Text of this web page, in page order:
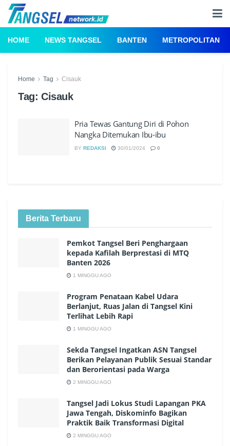
HOME NEWS TANGSEL BANTEN METROPOLITAN
Home Tag Cisauk
Tag: Cisauk
Pria Tewas Gantung Diri di Pohon
Nangka Ditemukan Ibu-ibu
BY REDAKSI 30/01/2024 0
Berita Terbaru
Pemkot Tangsel Beri Penghargaan
kepada Kafilah Berprestasi di MTQ
Banten 2026
1 MINGGU AGO
Program Penataan Kabel Udara
Berlanjut, Ruas Jalan di Tangsel Kini
Terlihat Lebih Rapi
1 MINGGU AGO
Sekda Tangsel Ingatkan ASN Tangsel
Berikan Pelayanan Publik Sesuai Standar
dan Berorientasi pada Warga
2 MINGGU AGO
Tangsel Jadi Lokus Studi Lapangan PKA
Jawa Tengah, Diskominfo Bagikan
Praktik Baik Transformasi Digital
2 MINGGU AGO